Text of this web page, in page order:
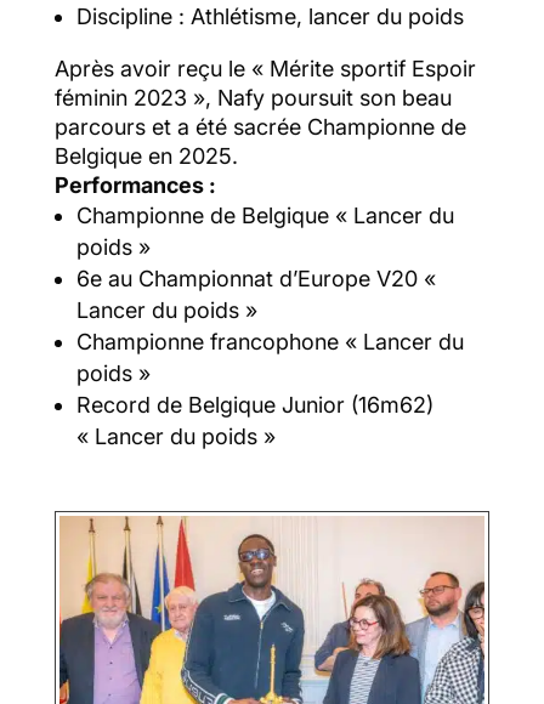
Discipline : Athlétisme, lancer du poids
Après avoir reçu le « Mérite sportif Espoir
féminin 2023 », Nafy poursuit son beau
parcours et a été sacrée Championne de
Belgique en 2025.
Performances :
Championne de Belgique « Lancer du
poids »
6e au Championnat d’Europe V20 «
Lancer du poids »
Championne francophone « Lancer du
poids »
Record de Belgique Junior (16m62)
« Lancer du poids »